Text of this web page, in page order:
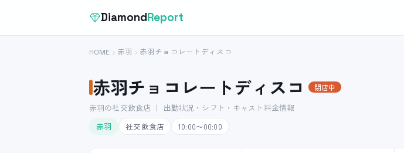
DiamondReport
HOME 赤羽 赤羽チョコレートディスコ
赤羽チョコレートディスコ 閉店中
赤羽の社交飲食店 ｜ 出勤状況・シフト・キャスト料金情報
赤羽
社交飲食店 10:00〜00:00